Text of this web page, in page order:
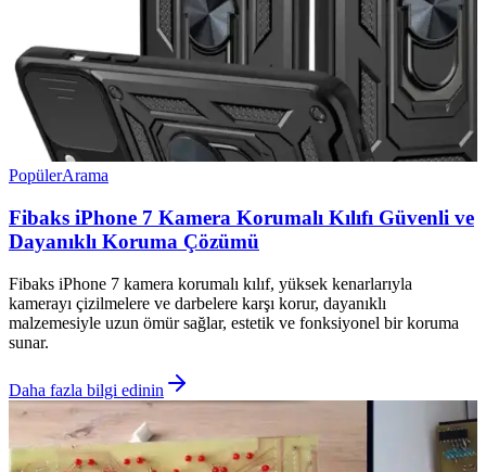
PopülerArama
Fibaks iPhone 7 Kamera Korumalı Kılıfı Güvenli ve
Dayanıklı Koruma Çözümü
Fibaks iPhone 7 kamera korumalı kılıf, yüksek kenarlarıyla
kamerayı çizilmelere ve darbelere karşı korur, dayanıklı
malzemesiyle uzun ömür sağlar, estetik ve fonksiyonel bir koruma
sunar.
Daha fazla bilgi edinin